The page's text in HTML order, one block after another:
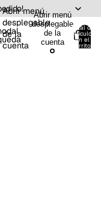
Abrir menú
desplegable
de la
cuenta
Abrir menú
desplegable
de la
cuenta
Total de
artículos
en el
carrito: